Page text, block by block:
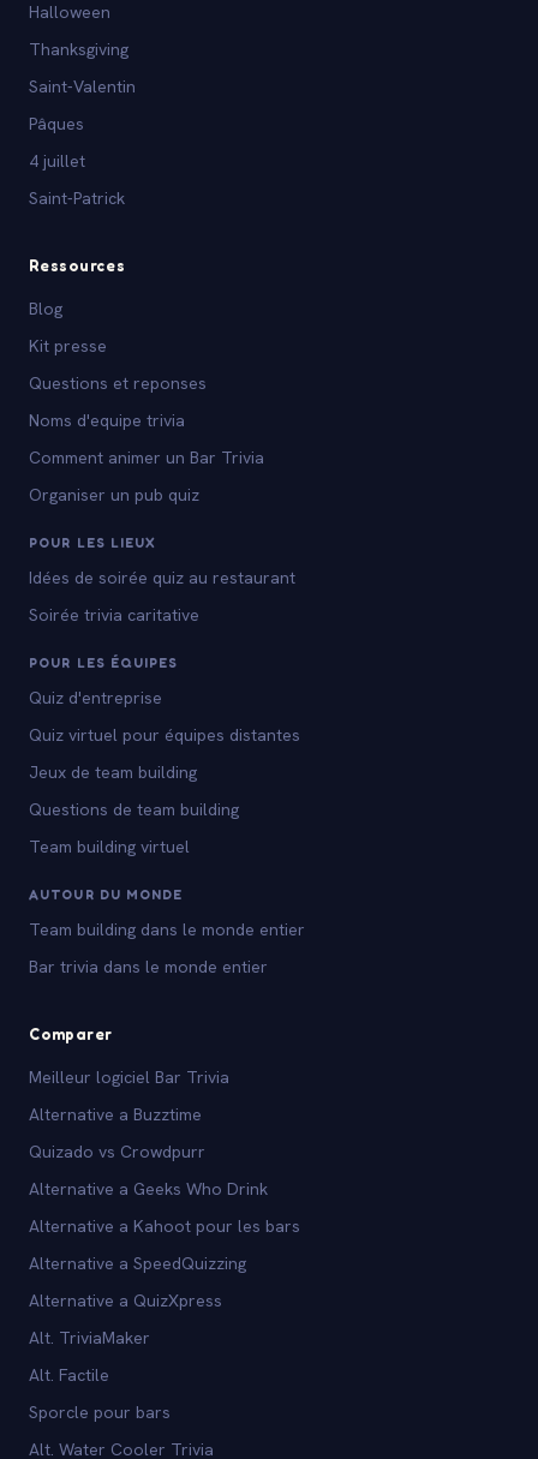
Halloween
Thanksgiving
Saint-Valentin
Pâques
4 juillet
Saint-Patrick
Ressources
Blog
Kit presse
Questions et reponses
Noms d'equipe trivia
Comment animer un Bar Trivia
Organiser un pub quiz
POUR LES LIEUX
Idées de soirée quiz au restaurant
Soirée trivia caritative
POUR LES ÉQUIPES
Quiz d'entreprise
Quiz virtuel pour équipes distantes
Jeux de team building
Questions de team building
Team building virtuel
AUTOUR DU MONDE
Team building dans le monde entier
Bar trivia dans le monde entier
Comparer
Meilleur logiciel Bar Trivia
Alternative a Buzztime
Quizado vs Crowdpurr
Alternative a Geeks Who Drink
Alternative a Kahoot pour les bars
Alternative a SpeedQuizzing
Alternative a QuizXpress
Alt. TriviaMaker
Alt. Factile
Sporcle pour bars
Alt. Water Cooler Trivia